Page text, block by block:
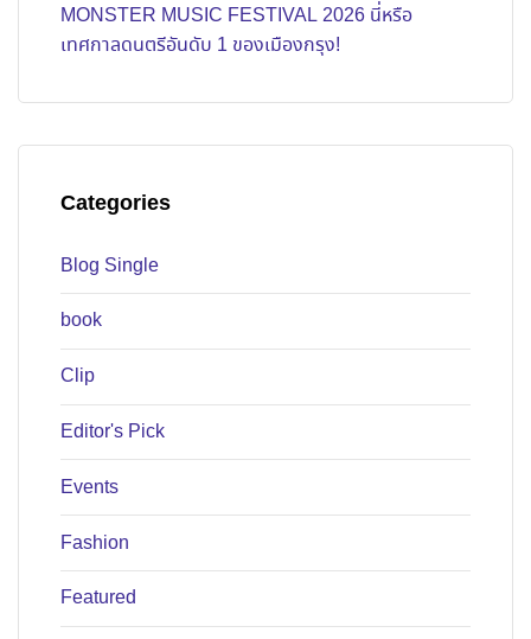
MONSTER MUSIC FESTIVAL 2026 นี่หรือ
เทศกาลดนตรีอันดับ 1 ของเมืองกรุง!
Categories
Blog Single
book
Clip
Editor's Pick
Events
Fashion
Featured